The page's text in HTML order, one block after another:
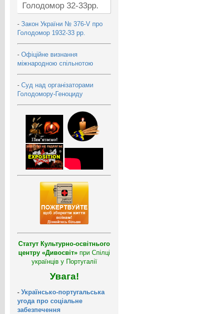
Голодомор 32-33рр.
- Закон України № 376-V про
Голодомор 1932-33 рр.
- Офіційне визнання
міжнародною спільнотою
- Суд над організаторами
Голодомору-Геноциду
Статут Культурно-освітнього
центру «Дивосвіт» при Спілці
українців у Португалії
Увага!
- Українсько-португальська
угода про соціальне
забезпечення